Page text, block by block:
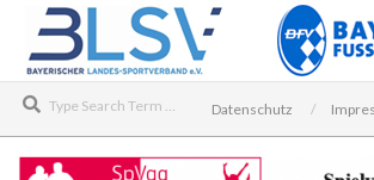
content
Datenschutz